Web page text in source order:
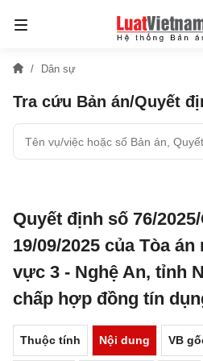
Dân sự
Tra cứu Bản án/Quyết
Quyết định số 76/
19/09/2025 của Tòa
vực 3 - Nghệ An, tỉnh
chấp hợp đồng tín
Thuộc tính Nội dung VB